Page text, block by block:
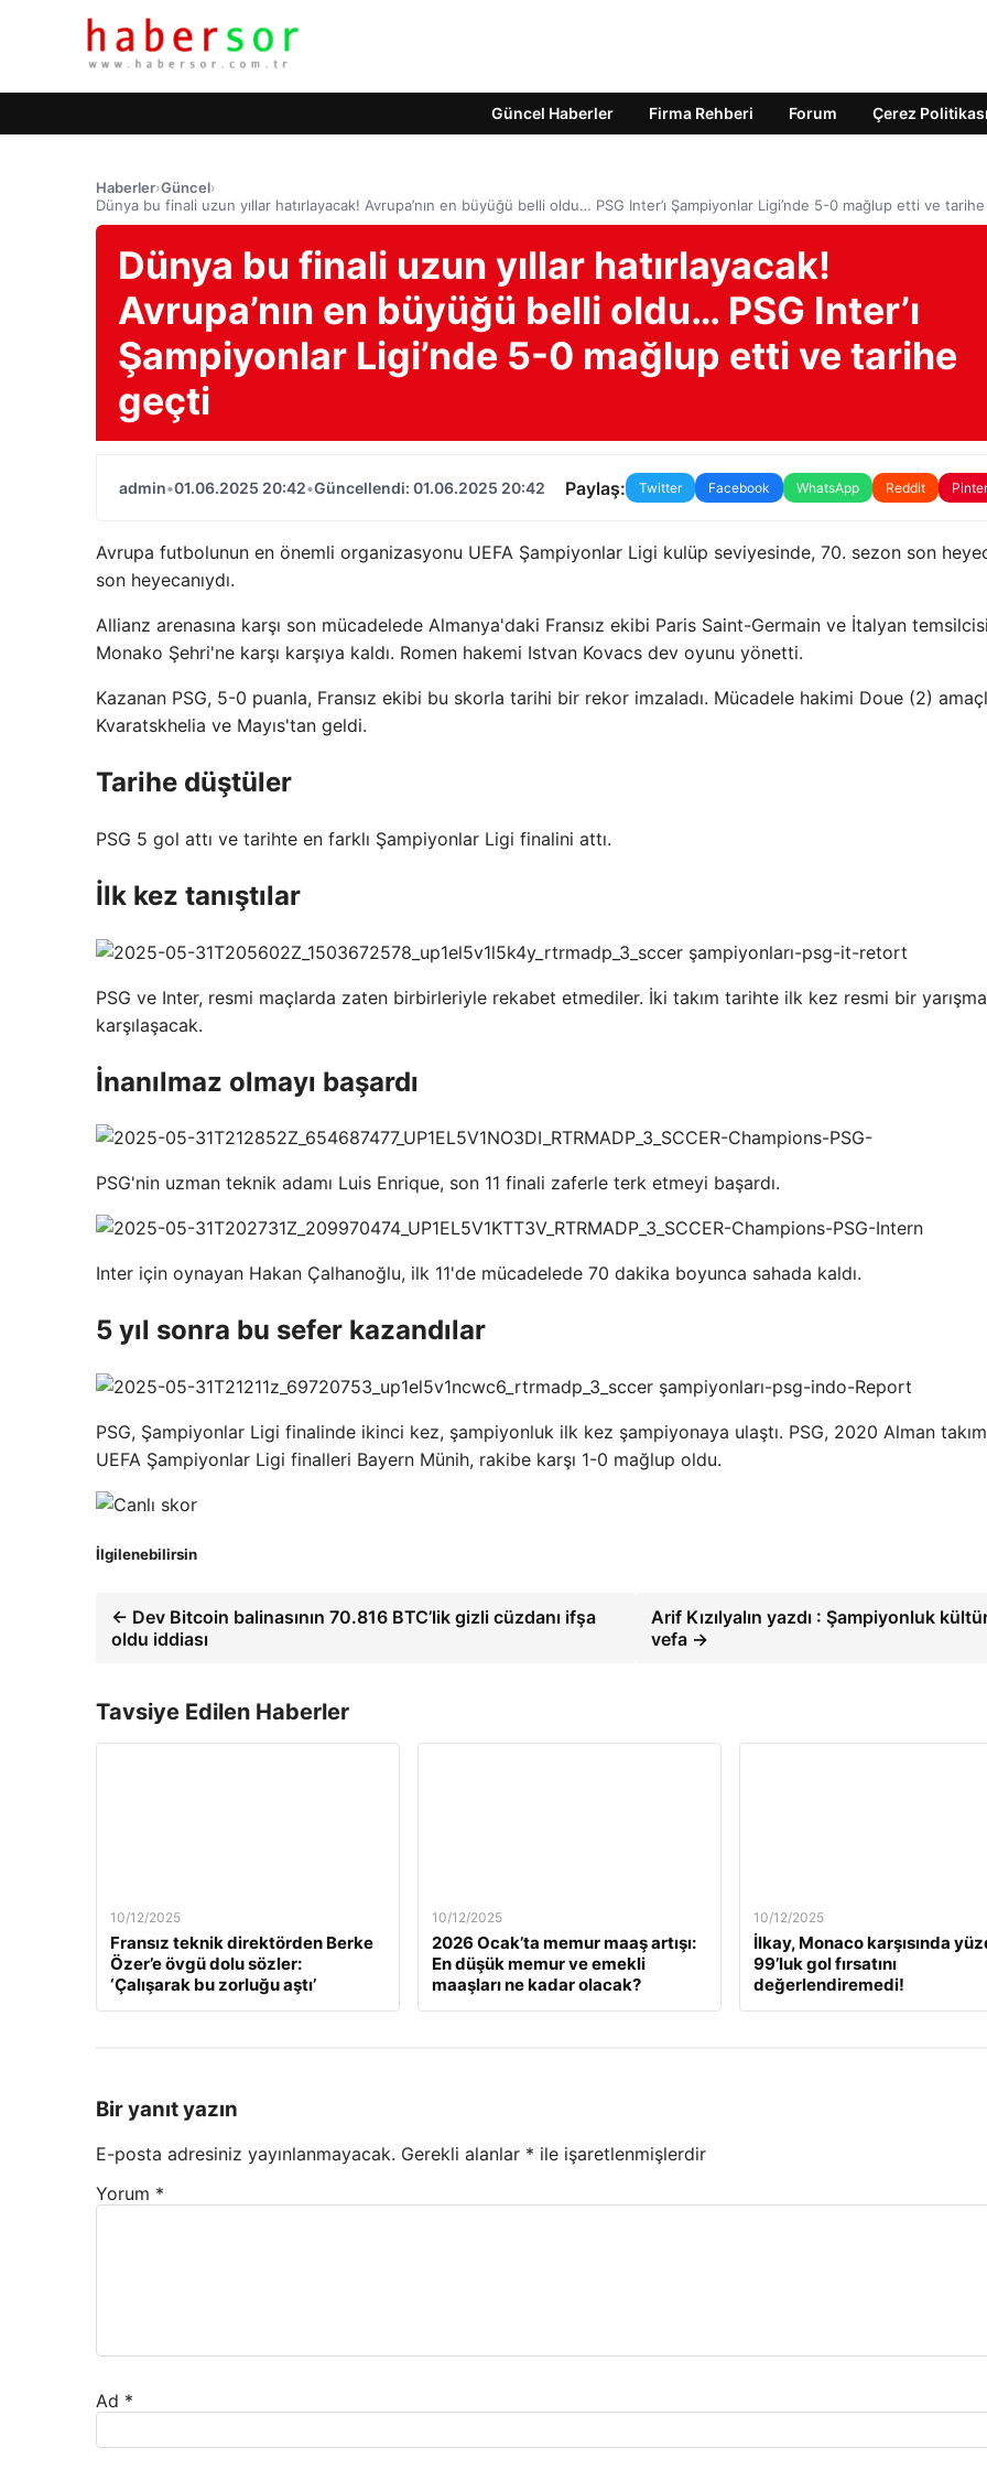
Güncel Haberler Firma Rehberi Forum Çerez Politikası
Haberler›Güncel›
Dünya bu finali uzun yıllar hatırlayacak! Avrupa’nın en büyüğü belli oldu… PSG Inter’ı Şampiyonlar Ligi’nde 5-0 mağlup etti ve
Dünya bu finali uzun yıllar hatırlayacak!
Avrupa’nın en büyüğü belli oldu… PSG Inter’ı
Şampiyonlar Ligi’nde 5-0 mağlup etti ve tarihe
geçti
admin•01.06.2025 20:42•Güncellendi: 01.06.2025 20:42 Paylaş: Twitter Facebook WhatsApp Reddit
Avrupa futbolunun en önemli organizasyonu UEFA Şampiyonlar Ligi kulüp seviyesinde, 70. sezon son
son heyecanıydı.
Allianz arenasına karşı son mücadelede Almanya'daki Fransız ekibi Paris Saint-Germain ve İtalyan
Monako Şehri'ne karşı karşıya kaldı. Romen hakemi Istvan Kovacs dev oyunu yönetti.
Kazanan PSG, 5-0 puanla, Fransız ekibi bu skorla tarihi bir rekor imzaladı. Mücadele hakimi Doue (2)
Kvaratskhelia ve Mayıs'tan geldi.
Tarihe düştüler
PSG 5 gol attı ve tarihte en farklı Şampiyonlar Ligi finalini attı.
İlk kez tanıştılar
PSG ve Inter, resmi maçlarda zaten birbirleriyle rekabet etmediler. İki takım tarihte ilk kez resmi bir
karşılaşacak.
İnanılmaz olmayı başardı
PSG'nin uzman teknik adamı Luis Enrique, son 11 finali zaferle terk etmeyi başardı.
Inter için oynayan Hakan Çalhanoğlu, ilk 11'de mücadelede 70 dakika boyunca sahada kaldı.
5 yıl sonra bu sefer kazandılar
PSG, Şampiyonlar Ligi finalinde ikinci kez, şampiyonluk ilk kez şampiyonaya ulaştı. PSG, 2020 Alman
UEFA Şampiyonlar Ligi finalleri Bayern Münih, rakibe karşı 1-0 mağlup oldu.
İlgilenebilirsin
← Dev Bitcoin balinasının 70.816 BTC’lik gizli cüzdanı ifşa
oldu iddiası
Arif Kızılyalın yazdı : Şampiyonluk
vefa →
Tavsiye Edilen Haberler
10/12/2025
Fransız teknik direktörden Berke
Özer’e övgü dolu sözler:
‘Çalışarak bu zorluğu aştı’
10/12/2025
2026 Ocak’ta memur maaş artışı:
En düşük memur ve emekli
maaşları ne kadar olacak?
10/12/2025
İlkay, Monaco karşısında
99’luk gol fırsatını
değerlendiremedi!
Bir yanıt yazın
E-posta adresiniz yayınlanmayacak. Gerekli alanlar * ile işaretlenmişlerdir
Yorum *
Ad *